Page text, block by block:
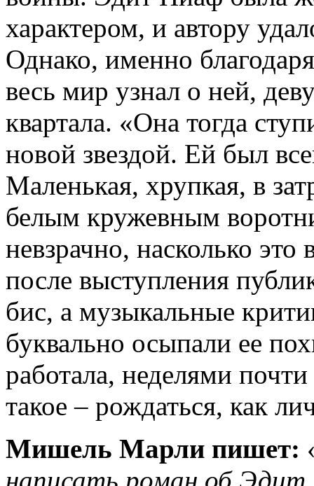
характером, и автору
Однако, именно
весь мир узнал о ней,
квартала. «Она тогда
новой звездой. Ей был
Маленькая, хрупкая, в
белым кружевным
невзрачно, насколько
после выступления
бис, а музыкальные
буквально осыпали ее
работала, неделями
такое – рождаться, как
Мишель Марли пишет: